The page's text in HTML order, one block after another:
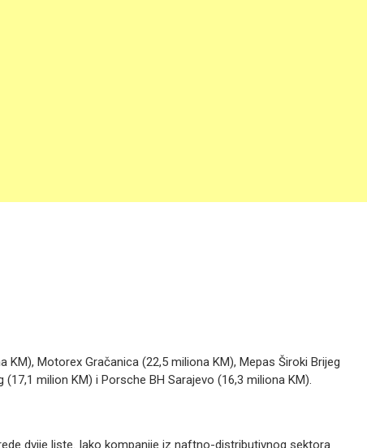
KM), Motorex Gračanica (22,5 miliona KM), Mepas Široki Brijeg
milion KM) i Porsche BH Sarajevo (16,3 miliona KM).
dvije liste. Iako kompanije iz naftno-distributivnog sektora